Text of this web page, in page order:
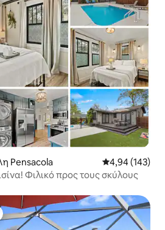
Pensacola Μέση
4,94 (143)
Φιλικό προς τους σκύλους